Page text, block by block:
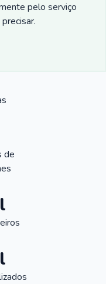
pelo serviço
de